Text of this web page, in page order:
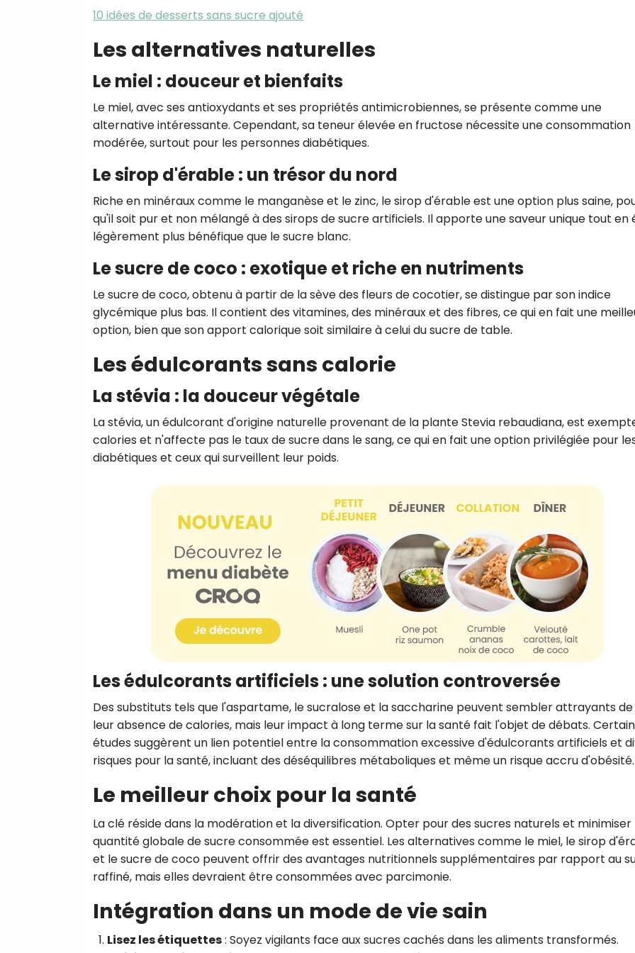
10 idées de desserts sans sucre ajouté
Les alternatives naturelles
Le miel : douceur et bienfaits
Le miel, avec ses antioxydants et ses propriétés antimicrobiennes, se présente comme une
alternative intéressante. Cependant, sa teneur élevée en fructose nécessite une consommation
modérée, surtout pour les personnes diabétiques.
Le sirop d'érable : un trésor du nord
Riche en minéraux comme le manganèse et le zinc, le sirop d'érable est une option plus saine,
qu'il soit pur et non mélangé à des sirops de sucre artificiels. Il apporte une saveur unique tout en
légèrement plus bénéfique que le sucre blanc.
Le sucre de coco : exotique et riche en nutriments
Le sucre de coco, obtenu à partir de la sève des fleurs de cocotier, se distingue par son indice
glycémique plus bas. Il contient des vitamines, des minéraux et des fibres, ce qui en fait une
option, bien que son apport calorique soit similaire à celui du sucre de table.
Les édulcorants sans calorie
La stévia : la douceur végétale
La stévia, un édulcorant d'origine naturelle provenant de la plante Stevia rebaudiana, est
calories et n'affecte pas le taux de sucre dans le sang, ce qui en fait une option privilégiée pour
diabétiques et ceux qui surveillent leur poids.
Les édulcorants artificiels : une solution controversée
Des substituts tels que l'aspartame, le sucralose et la saccharine peuvent sembler attrayants
leur absence de calories, mais leur impact à long terme sur la santé fait l'objet de débats.
études suggèrent un lien potentiel entre la consommation excessive d'édulcorants artificiels et
risques pour la santé, incluant des déséquilibres métaboliques et même un risque accru d'obésité.
Le meilleur choix pour la santé
La clé réside dans la modération et la diversification. Opter pour des sucres naturels et minimiser
quantité globale de sucre consommée est essentiel. Les alternatives comme le miel, le sirop
et le sucre de coco peuvent offrir des avantages nutritionnels supplémentaires par rapport au
raffiné, mais elles devraient être consommées avec parcimonie.
Intégration dans un mode de vie sain
Lisez les étiquettes: Soyez vigilants face aux sucres cachés dans les aliments transformés.